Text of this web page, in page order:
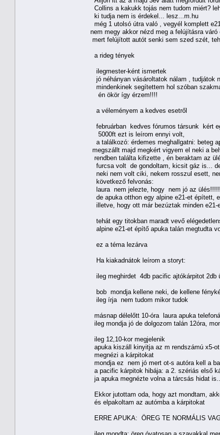
Collins a kakukk tojás nem tudom miért?
ki tudja nem is érdekel... lesz...m.hu
még 1 utolsó útra való , vegyél komplett
nem megy akkor nézd meg a felújításra
mert felújított autót senki sem szed szét,
a rideg tények
ilegmester-ként ismertek
jó néhányan vásároltatok nálam , tudjátok
mindenkinek segítettem hol szóban
én ökör így érzem!!!!
a véleményem a kedves esetről
februárban kedves fórumos társunk kért
5000ft ezt is leírom ennyi volt,
a találkozó: érdemes meghallgatni: beteg
megszállt majd megkért vigyem el neki a
rendben találta kifizette , én beraktam az
furcsa volt de gondoltam, kicsit gáz is...
neki nem volt ciki, nekem rosszul esett,
következő felvonás:
laura nem jelezte, hogy nem jó az
de apuka otthon egy alpine e21-et épített,
illetve, hogy ott már bezúztak minden e21-
tehát egy titokban maradt vevő
alpine e21-et építő apuka talán megtudta
ez a téma lezárva
Ha kiakadnátok leírom a storyt:
ileg meghirdet 4db pacific ajtókárpitot 2db
bob mondja kellene neki, de kellene
ileg írja nem tudom mikor tudok
másnap délelőtt 10-óra laura apuka
ileg mondja jó de dolgozom talán 12óra,
ileg 12,10-kor megjelenik
apuka kiszáll kinyitja az m rendszámú x5-
megnézi a kárpitokat
mondja ez nem jó mert ot-s autóra kell a
a pacific kárpitok hibája: a 2. szériás első
ja apuka megnézte volna a tárcsás hidat
Ekkor jutottam oda, hogy azt mondtam,
és elpakoltam az autómba a kárpitokat
ERRE APUKA: ÖREG TE NORMÁLIS